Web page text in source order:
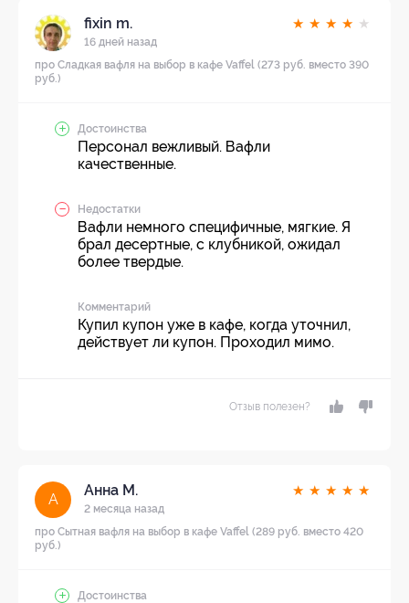
fixin m.
16 дней назад
★ ★ ★ ★ ★
про Сладкая вафля на выбор в кафе Vaffel (273 руб. вместо 390
руб.)
Достоинства
Персонал вежливый. Вафли
качественные.
Недостатки
Вафли немного специфичные, мягкие. Я
брал десертные, с клубникой, ожидал
более твердые.
Комментарий
Купил купон уже в кафе, когда уточнил,
действует ли купон. Проходил мимо.
Отзыв полезен?
А
Анна М.
2 месяца назад
★ ★ ★ ★ ★
про Сытная вафля на выбор в кафе Vaffel (289 руб. вместо 420
руб.)
Достоинства